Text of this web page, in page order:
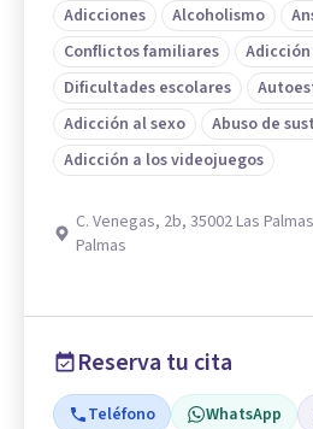
Adicciones Alcoholismo
Conflictos familiares
Dificultades escolares
Adicción al sexo
Abuso de
Adicción a los videojuegos
C. Venegas, 2b, 35002 Las
Palmas
Reserva tu cita
Teléfono WhatsApp